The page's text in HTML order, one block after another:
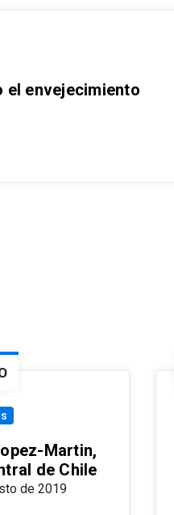
el envejecimiento
Martin,
de Chile
de 2019